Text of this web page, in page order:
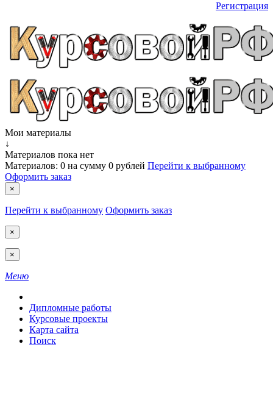
Регистрация
Мои материалы
↓
Материалов пока нет
Материалов: 0 на сумму 0 рублей Перейти к выбранному
Оформить заказ
×
Перейти к выбранному Оформить заказ
×
×
Меню
Дипломные работы
Курсовые проекты
Карта сайта
Поиск